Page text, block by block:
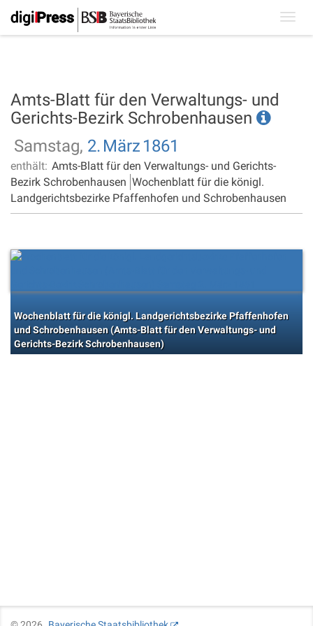
Amts-Blatt für den Verwaltungs- und
Gerichts-Bezirk Schrobenhausen
Samstag, 2. März 1861
enthält: Amts-Blatt für den Verwaltungs- und Gerichts-
Bezirk Schrobenhausen Wochenblatt für die königl.
Landgerichtsbezirke Pfaffenhofen und Schrobenhausen
Wochenblatt für die königl. Landgerichtsbezirke Pfaffenhofen
und Schrobenhausen (Amts-Blatt für den Verwaltungs- und
Gerichts-Bezirk Schrobenhausen)